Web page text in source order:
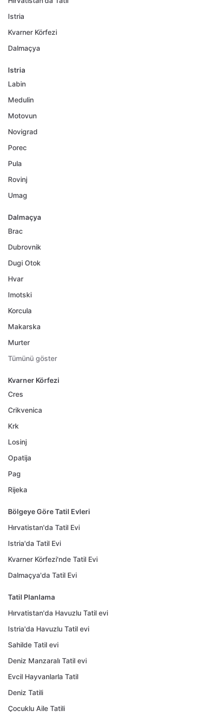
Istria
Kvarner Körfezi
Dalmaçya
Istria
Labin
Medulin
Motovun
Novigrad
Porec
Pula
Rovinj
Umag
Dalmaçya
Brac
Dubrovnik
Dugi Otok
Hvar
Imotski
Korcula
Makarska
Murter
Tümünü göster
Kvarner Körfezi
Cres
Crikvenica
Krk
Losinj
Opatija
Pag
Rijeka
Bölgeye Göre Tatil Evleri
Hırvatistan'da Tatil Evi
Istria'da Tatil Evi
Kvarner Körfezi'nde Tatil Evi
Dalmaçya'da Tatil Evi
Tatil Planlama
Hırvatistan'da Havuzlu Tatil evi
Istria'da Havuzlu Tatil evi
Sahilde Tatil evi
Deniz Manzaralı Tatil evi
Evcil Hayvanlarla Tatil
Deniz Tatili
Çocuklu Aile Tatili